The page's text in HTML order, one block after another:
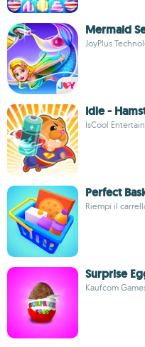
Mermaid
JoyPlus
Idle -
IsCool
Perfect
Riempi il
Surprise
Kaufcom